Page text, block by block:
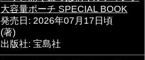
大容量ポーチ SPECIAL BOOK
発売日: 2026年07月17日頃
(著)
出版社: 宝島社